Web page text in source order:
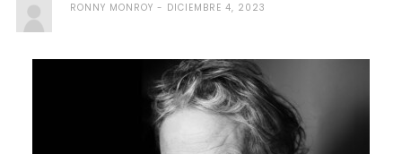
RONNY MONROY DICIEMBRE 4, 2023